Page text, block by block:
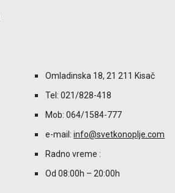
Omladinska 18, 21 211 Kisač
Tel: 021/828-418
Mob: 064/1584-777
e-mail: info@svetkonoplje.com
Radno vreme :
Od 08:00h – 20:00h